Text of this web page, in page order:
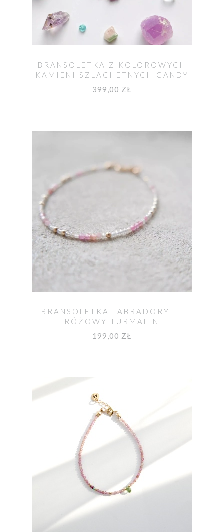
BRANSOLETKA Z KOLOROWYCH
KAMIENI SZLACHETNYCH CANDY
CHAIN
399,00 ZŁ
BRANSOLETKA LABRADORYT I
RÓŻOWY TURMALIN
199,00 ZŁ